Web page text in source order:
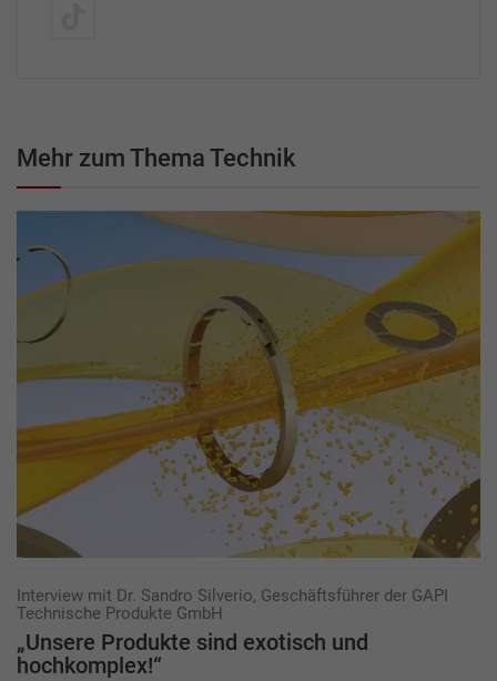
Mehr zum Thema Technik
Interview mit Dr. Sandro Silverio, Geschäftsführer der GAPI
Technische Produkte GmbH
„Unsere Produkte sind exotisch und
hochkomplex!“